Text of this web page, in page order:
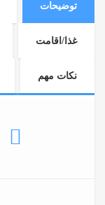
توضیحات
غذا/اقامت
نکات مهم